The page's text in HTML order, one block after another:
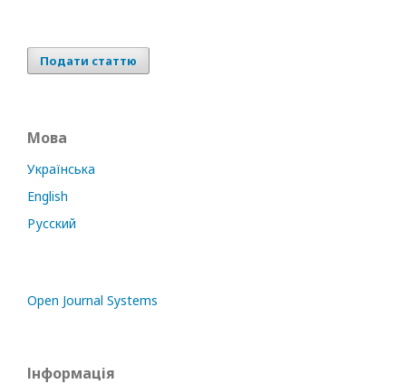
Подати статтю
Мова
Українська
English
Русский
Open Journal Systems
Інформація